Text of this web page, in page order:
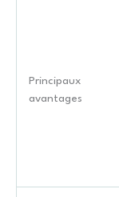
Principaux
avantages